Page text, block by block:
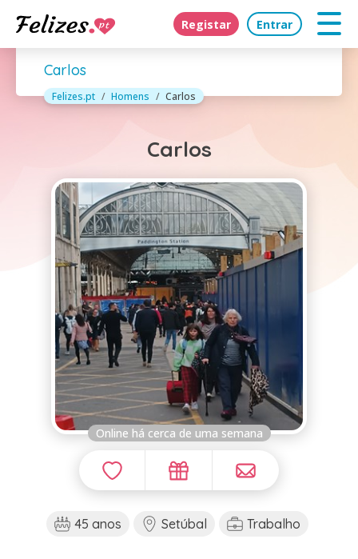
Registar Entrar
Carlos
Felizes.pt Homens Carlos
Carlos
Online há cerca de uma semana
45 anos Setúbal Trabalho